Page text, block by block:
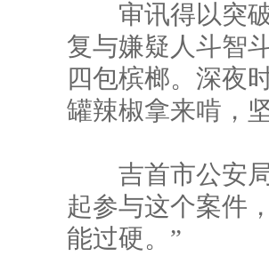
审讯得以突破
复与嫌疑人斗智
四包槟榔。深夜
罐辣椒拿来啃，
吉首市公安局
起参与这个案件
能过硬。”